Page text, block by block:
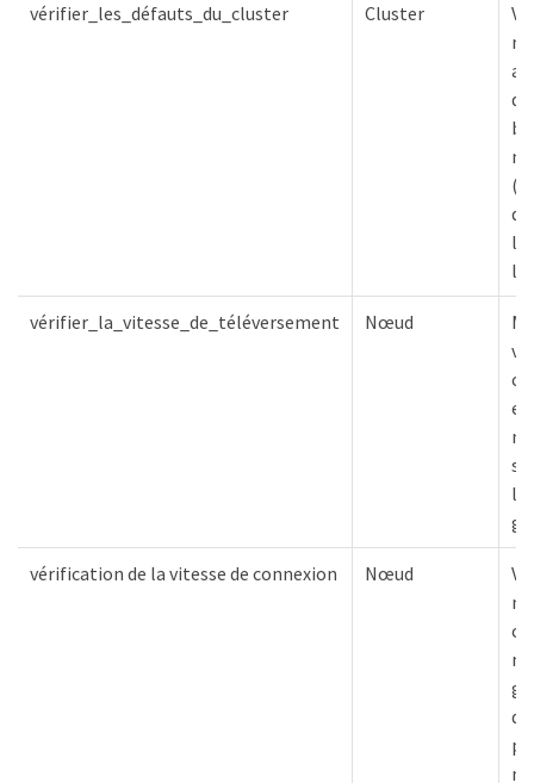
vérifier_les_défauts_du_cluster Cluster
la
vérifier_la_vitesse_de_téléversement Nœud
le
vérification de la vitesse de connexion Nœud